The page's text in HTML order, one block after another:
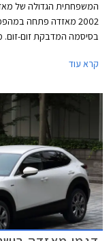
2002 מאזדה פתחה
בסיסמה המדבקת זום-
פנסים שקופים ומבחר
המכלולים עם התנהגות
קרא עוד